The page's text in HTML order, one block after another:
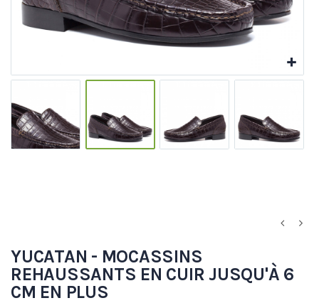
YUCATAN - MOCASSINS
REHAUSSANTS EN CUIR JUSQU'À 6
CM EN PLUS